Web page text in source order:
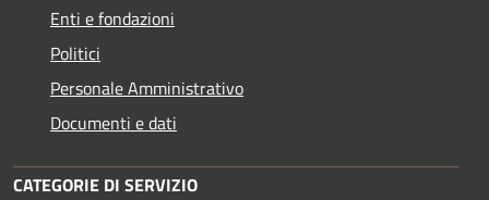
Enti e fondazioni
Politici
Personale Amministrativo
Documenti e dati
CATEGORIE DI SERVIZIO